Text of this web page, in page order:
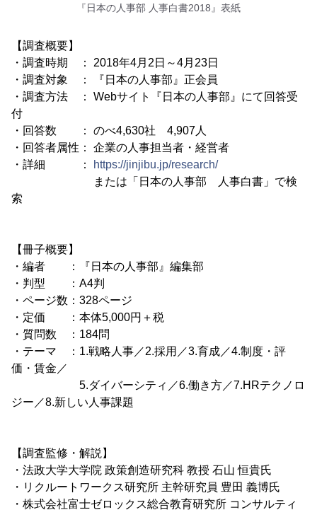
『日本の人事部 人事白書2018』表紙
【調査概要】
・調査時期 ： 2018年4月2日～4月23日
・調査対象 ： 『日本の人事部』正会員
・調査方法 ： Webサイト『日本の人事部』にて回答受
付
・回答数 ： のべ4,630社 4,907人
・回答者属性： 企業の人事担当者・経営者
・詳細 ：
https://jinjibu.jp/research/
または「日本の人事部 人事白書」で検
索
【冊子概要】
・編者 ：『日本の人事部』編集部
・判型 ：A4判
・ページ数：328ページ
・定価 ：本体5,000円＋税
・質問数 ：184問
・テーマ ：1.戦略人事／2.採用／3.育成／4.制度・評
価・賃金／
5.ダイバーシティ／6.働き方／7.HRテクノロ
ジー／8.新しい人事課題
【調査監修・解説】
・法政大学大学院 政策創造研究科 教授 石山 恒貴氏
・リクルートワークス研究所 主幹研究員 豊田 義博氏
・株式会社富士ゼロックス総合教育研究所 コンサルティ